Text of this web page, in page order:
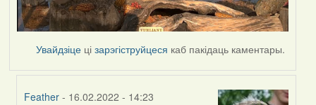
Увайдзіце цізарэгіструйцеся каб пакідаць каментары.
Feather - 16.02.2022 - 14:23